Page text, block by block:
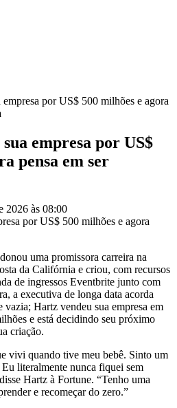
por US$ 500 milhões e agora
empresa por US$
pensa em ser
2026 às 08:00
uma promissora carreira na
da Califórnia e criou, com recursos
de ingressos Eventbrite junto com
a executiva de longa data acorda
vazia; Hartz vendeu sua empresa em
e está decidindo seu próximo
criação.
vivi quando tive meu bebê. Sinto um
literalmente nunca fiquei sem
Hartz à Fortune. “Tenho uma
e recomeçar do zero.”